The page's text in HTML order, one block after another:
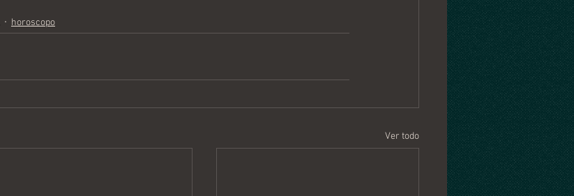
horoscopo
Ver todo